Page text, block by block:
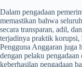
Dalam pengadaan
memastikan bahwa
secara transparan, adil,
terjadinya praktik korupsi,
Pengguna Anggaran juga
dengan pelaku
keberhasilan pengadaan